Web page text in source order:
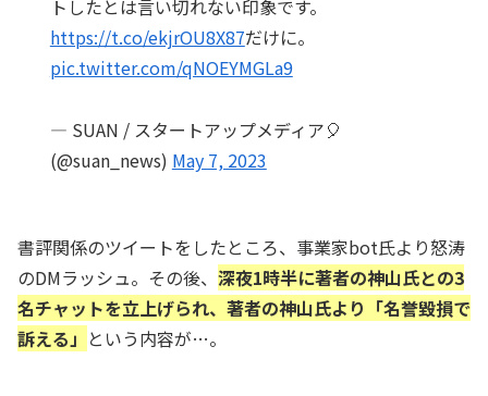
トしたとは言い切れない印象です。
https://t.co/ekjrOU8X87だけに。
pic.twitter.com/qNOEYMGLa9
— SUAN / スタートアップメディア🎈
(@suan_news) May 7, 2023
書評関係のツイートをしたところ、事業家bot氏より怒涛
のDMラッシュ。その後、 深夜1時半に著者の神山氏との3
名チャットを立上げられ、著者の神山氏より「名誉毀損で
訴える」 という内容が…。